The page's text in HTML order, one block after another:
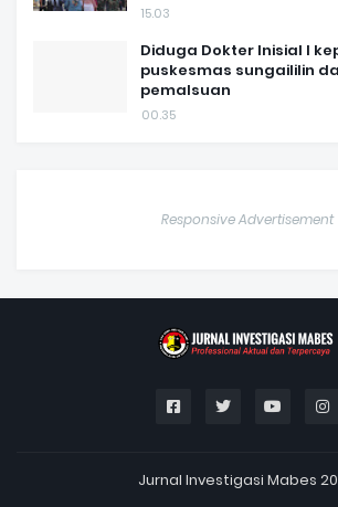
15.03
Diduga Dokter Inisial I
puskesmas sungaililin
pemalsuan
00.35
Responsive Advertisement
Jurnal Investigasi Mabes